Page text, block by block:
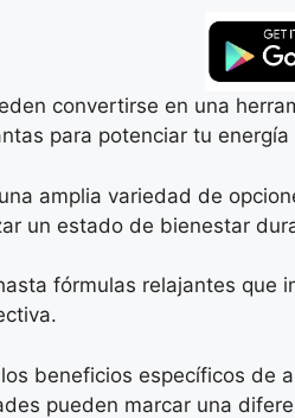
convertirse en una
para potenciar tu
amplia variedad de
un estado de bienestar
fórmulas relajantes
beneficios específicos de
pueden marcar una